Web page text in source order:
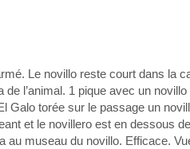
Le novillo reste court dans la
de l’animal. 1 pique avec un
Galo torée sur le passage un
et le novillero est en dessous
au museau du novillo. Efficace.